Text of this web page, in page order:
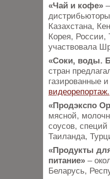
«Чай и кофе»
Казахстана,
Корея, России,
участвовала
«Соки, воды.
стран
газированные
видеорепортаж.
«Продэкспо
мясной,
соусов,
Таиланда,
«Продукты
питание» –
Беларусь,